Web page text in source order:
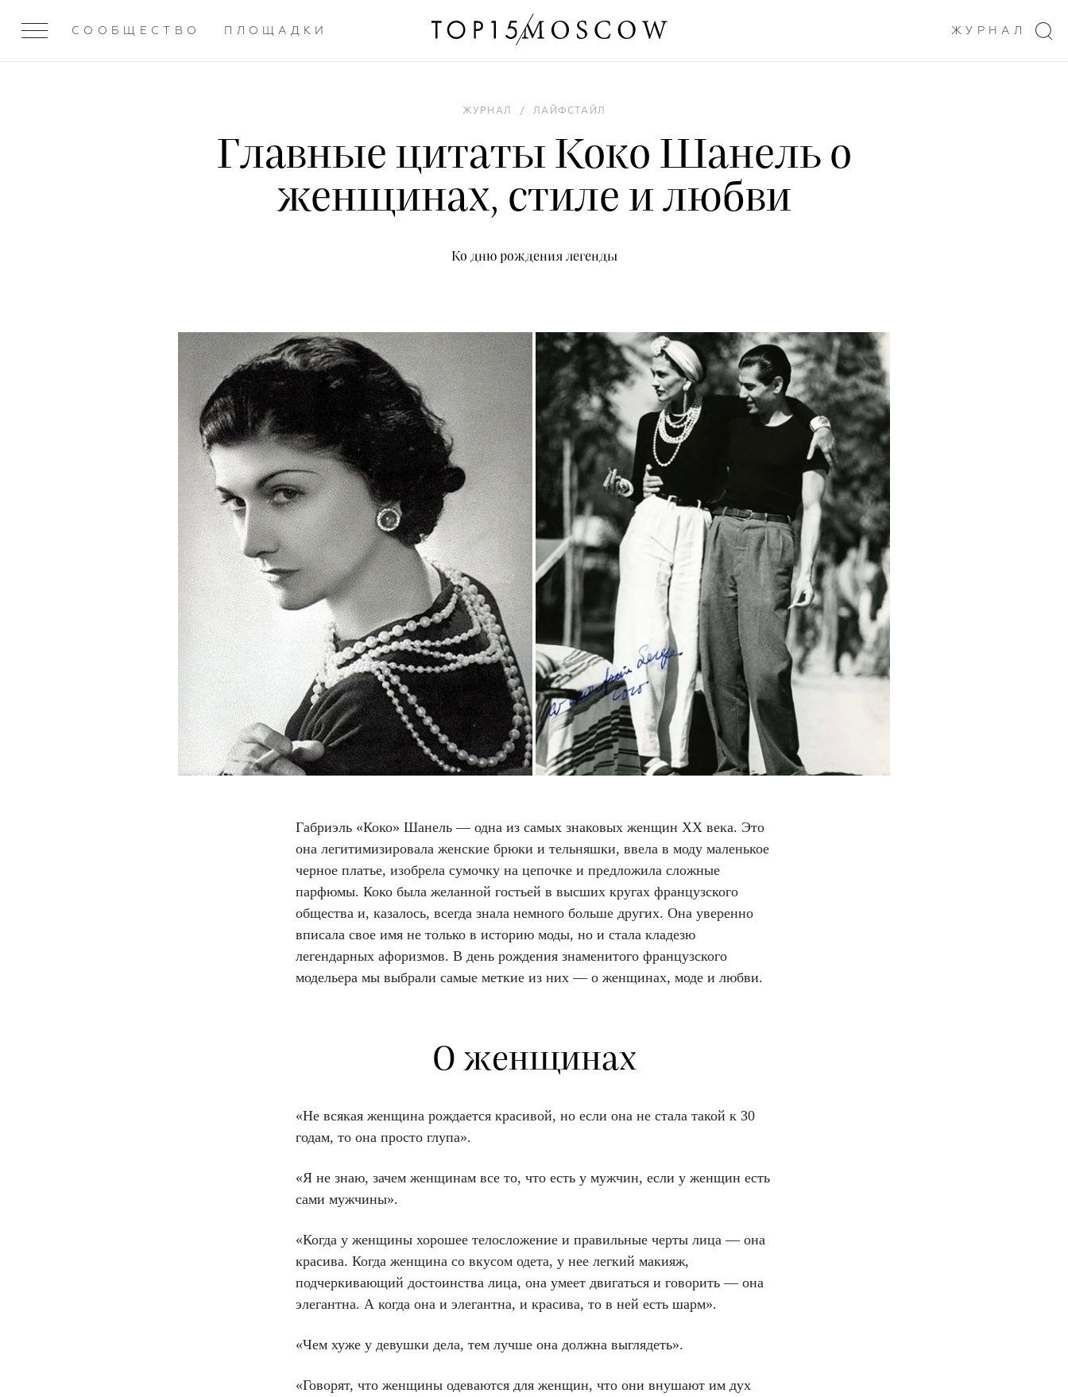
СООБЩЕСТВО ПЛОЩАДКИ ЖУРНАЛ
ЖУРНАЛ / ЛАЙФСТАЙЛ
Главные цитаты Коко Шанель о
женщинах, стиле и любви
Ко дню рождения легенды
Габриэль «Коко» Шанель — одна из самых знаковых женщин XX века. Это
она легитимизировала женские брюки и тельняшки, ввела в моду маленькое
черное платье, изобрела сумочку на цепочке и предложила сложные
парфюмы. Коко была желанной гостьей в высших кругах французского
общества и, казалось, всегда знала немного больше других. Она уверенно
вписала свое имя не только в историю моды, но и стала кладезю
легендарных афоризмов. В день рождения знаменитого французского
модельера мы выбрали самые меткие из них — о женщинах, моде и любви.
О женщинах
«Не всякая женщина рождается красивой, но если она не стала такой к 30
годам, то она просто глупа».
«Я не знаю, зачем женщинам все то, что есть у мужчин, если у женщин есть
сами мужчины».
«Когда у женщины хорошее телосложение и правильные черты лица — она
красива. Когда женщина со вкусом одета, у нее легкий макияж,
подчеркивающий достоинства лица, она умеет двигаться и говорить — она
элегантна. А когда она и элегантна, и красива, то в ней есть шарм».
«Чем хуже у девушки дела, тем лучше она должна выглядеть».
«Говорят, что женщины одеваются для женщин, что они внушают им дух